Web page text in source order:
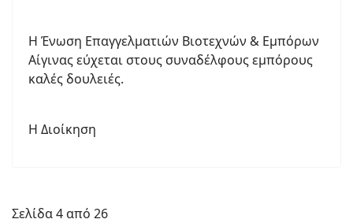
Η Ένωση Επαγγελματιών Βιοτεχνών & Εμπόρων
Αίγινας εύχεται στους συναδέλφους εμπόρους
καλές δουλειές.
Η Διοίκηση
Σελίδα 4 από 26